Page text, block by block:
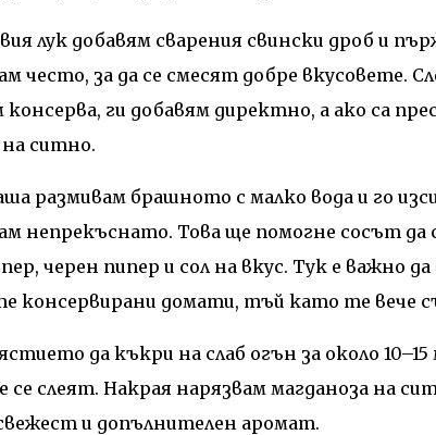
лук добавям сварения свински дроб и
често, за да се смесят добре вкусовете.
консерва, ги добавям директно, а ако са
ситно.
размивам брашното с малко вода и го
непрекъснато. Това ще помогне сосът да
черен пипер и сол на вкус. Тук е важно
консервирани домати, тъй като те вече
да къкри на слаб огън за около
се слеят. Накрая нарязвам магданоза на
и допълнителен аромат.